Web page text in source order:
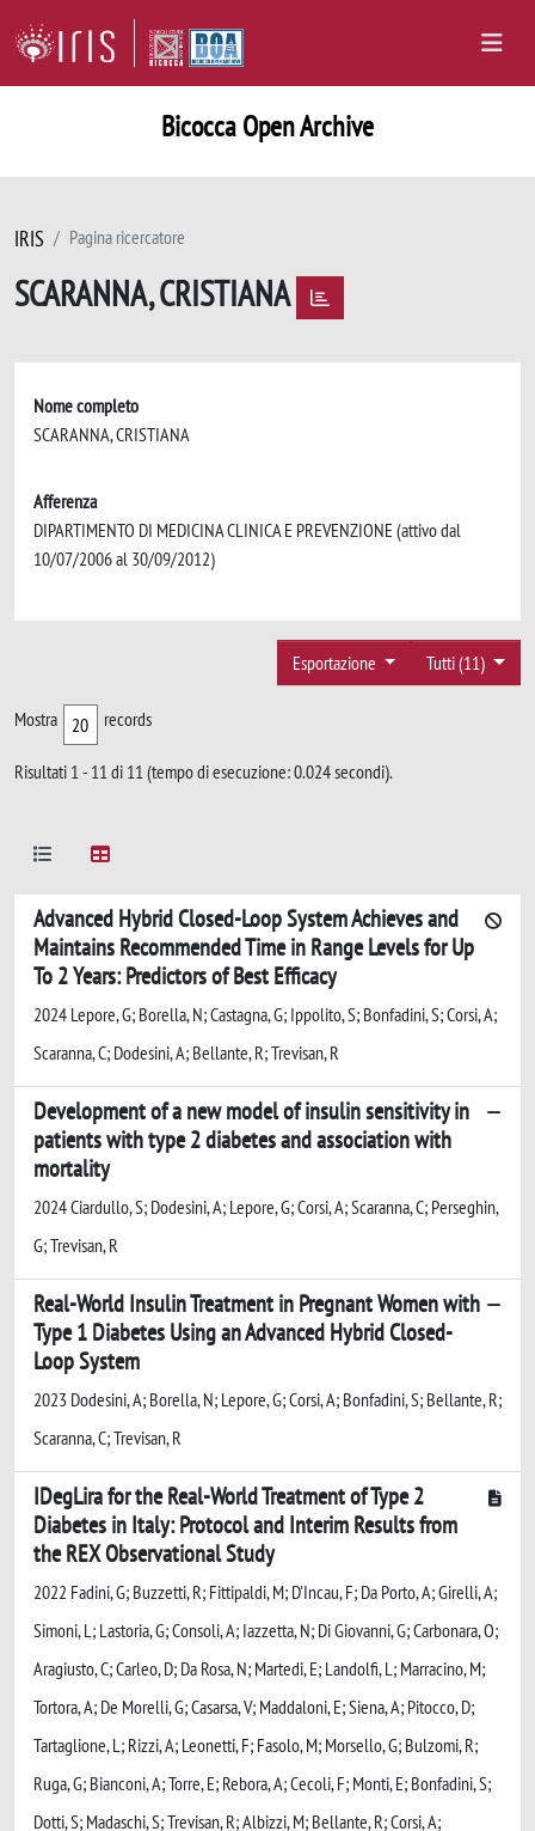
Bicocca Open Archive
IRIS Pagina ricercatore
SCARANNA, CRISTIANA
Nome completo
SCARANNA, CRISTIANA
Afferenza
DIPARTIMENTO DI MEDICINA CLINICA E PREVENZIONE (attivo dal
10/07/2006 al 30/09/2012)
Tutti (11)
Esportazione
Mostra records
Risultati 1 - 11 di 11 (tempo di esecuzione: 0.024 secondi).
Advanced Hybrid Closed-Loop System Achieves and
Maintains Recommended Time in Range Levels for Up
To 2 Years: Predictors of Best Efficacy
2024 Lepore, G; Borella, N; Castagna, G; Ippolito, S; Bonfadini, S; Corsi, A;
Scaranna, C; Dodesini, A; Bellante, R; Trevisan, R
Development of a new model of insulin sensitivity in
patients with type 2 diabetes and association with
mortality
2024 Ciardullo, S; Dodesini, A; Lepore, G; Corsi, A; Scaranna, C; Perseghin,
G; Trevisan, R
Real-World Insulin Treatment in Pregnant Women with
Type 1 Diabetes Using an Advanced Hybrid Closed-
Loop System
2023 Dodesini, A; Borella, N; Lepore, G; Corsi, A; Bonfadini, S; Bellante, R;
Scaranna, C; Trevisan, R
IDegLira for the Real-World Treatment of Type 2
Diabetes in Italy: Protocol and Interim Results from
the REX Observational Study
2022 Fadini, G; Buzzetti, R; Fittipaldi, M; D'Incau, F; Da Porto, A; Girelli, A;
Simoni, L; Lastoria, G; Consoli, A; Iazzetta, N; Di Giovanni, G; Carbonara, O;
Aragiusto, C; Carleo, D; Da Rosa, N; Martedi, E; Landolfi, L; Marracino, M;
Tortora, A; De Morelli, G; Casarsa, V; Maddaloni, E; Siena, A; Pitocco, D;
Tartaglione, L; Rizzi, A; Leonetti, F; Fasolo, M; Morsello, G; Bulzomi, R;
Ruga, G; Bianconi, A; Torre, E; Rebora, A; Cecoli, F; Monti, E; Bonfadini, S;
Dotti, S; Madaschi, S; Trevisan, R; Albizzi, M; Bellante, R; Corsi, A;